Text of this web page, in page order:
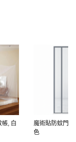
帳, 白
魔術貼防蚊門
色